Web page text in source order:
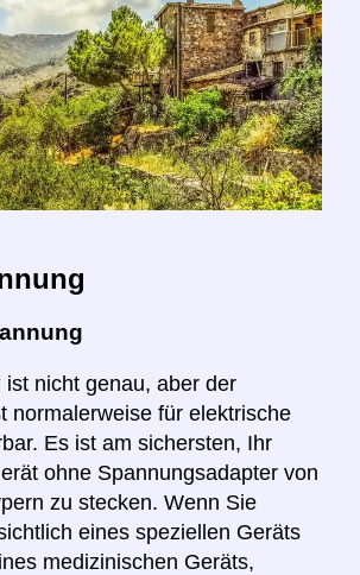
ist nicht genau, aber der
normalerweise für elektrische
Es ist am sichersten, Ihr
ohne Spannungsadapter von
zu stecken. Wenn Sie
eines speziellen Geräts
medizinischen Geräts,